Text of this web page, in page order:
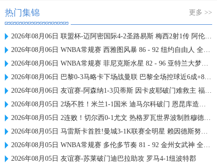
热门集锦 更多 >>
2026年08月06日 联盟杯-迈阿密国际4-2圣路易斯 梅西2射1传 阿伦助攻戴帽
2026年08月06日 WNBA常规赛 西雅图风暴 86 - 92 纽约自由人 全场集锦
2026年08月06日 WNBA常规赛 菲尼克斯水星 82 - 96 亚特兰大梦想 全场集锦
2026年08月06日 巴黎0-3马略卡下场战曼联 巴黎全场控球近6成+8射3正未果
2026年08月06日 友谊赛-阿森纳1-3贝蒂斯 因卡皮耶破门难救主 福纳尔斯1射2传
2026年08月05日 2场不胜！米兰1-1国米 迪马尔科破门 恩昆库造点+点射拉莫斯登场
2026年08月05日 2连败！切尔西0-1尤文 热格罗瓦世界波制胜穆德里克时隔614天复出
2026年08月05日 马雷斯卡首胜!曼城3-1K联赛全明星 赖因德斯努里破门塞梅尼奥助攻
2026年08月05日 WNBA常规赛 多伦多节奏 81 - 92 金州女武神 全场集锦
2026年08月05日 友谊赛-苏莱破门迪巴拉助攻 罗马4-1纽波特郡